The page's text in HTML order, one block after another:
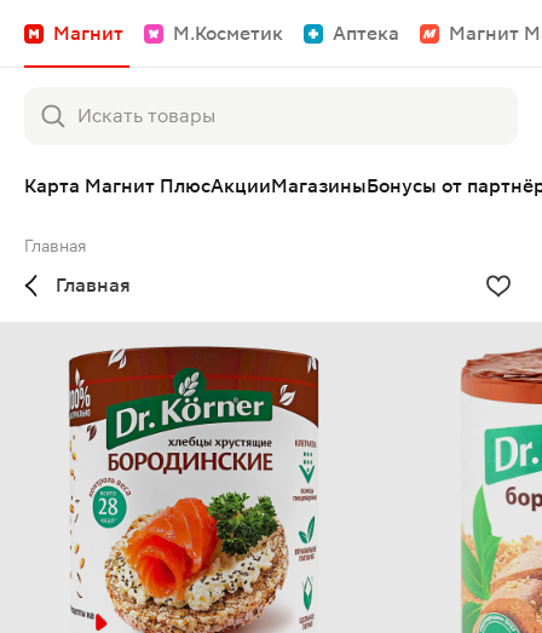
Магнит М.Косметик Аптека Магнит
Карта Магнит ПлюсАкцииМагазиныБонусы от
Главная
Главная